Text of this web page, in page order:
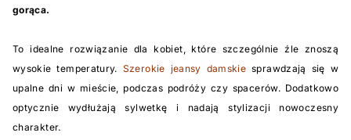
gorąca.
To idealne rozwiązanie dla kobiet, które szczególnie źle znoszą
wysokie temperatury. Szerokie jeansy damskie sprawdzają się w
upalne dni w mieście, podczas podróży czy spacerów. Dodatkowo
optycznie wydłużają sylwetkę i nadają stylizacji nowoczesny
charakter.